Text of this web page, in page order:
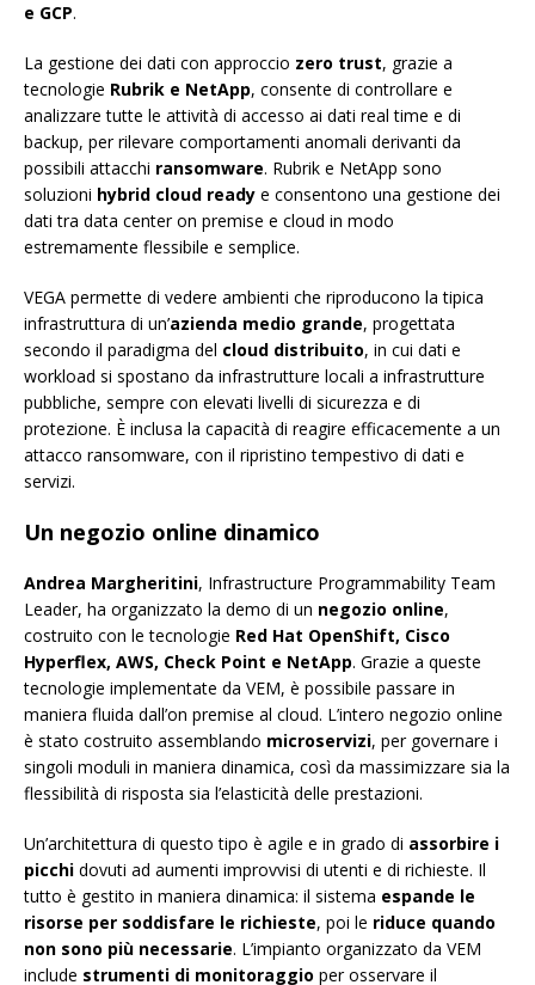
e GCP.
La gestione dei dati con approccio zero trust, grazie a
tecnologie Rubrik e NetApp, consente di controllare e
analizzare tutte le attività di accesso ai dati real time e di
backup, per rilevare comportamenti anomali derivanti da
possibili attacchi ransomware. Rubrik e NetApp sono
soluzioni hybrid cloud ready e consentono una gestione dei
dati tra data center on premise e cloud in modo
estremamente flessibile e semplice.
VEGA permette di vedere ambienti che riproducono la tipica
infrastruttura di un’azienda medio grande, progettata
secondo il paradigma del cloud distribuito, in cui dati e
workload si spostano da infrastrutture locali a infrastrutture
pubbliche, sempre con elevati livelli di sicurezza e di
protezione. È inclusa la capacità di reagire efficacemente a un
attacco ransomware, con il ripristino tempestivo di dati e
servizi.
Un negozio online dinamico
Andrea Margheritini, Infrastructure Programmability Team
Leader, ha organizzato la demo di un negozio online,
costruito con le tecnologie Red Hat OpenShift, Cisco
Hyperflex, AWS, Check Point e NetApp. Grazie a queste
tecnologie implementate da VEM, è possibile passare in
maniera fluida dall’on premise al cloud. L’intero negozio online
è stato costruito assemblando microservizi, per governare i
singoli moduli in maniera dinamica, così da massimizzare sia la
flessibilità di risposta sia l’elasticità delle prestazioni.
Un’architettura di questo tipo è agile e in grado di assorbire i
picchi dovuti ad aumenti improvvisi di utenti e di richieste. Il
tutto è gestito in maniera dinamica: il sistema espande le
risorse per soddisfare le richieste, poi le riduce quando
non sono più necessarie. L’impianto organizzato da VEM
include strumenti di monitoraggio per osservare il